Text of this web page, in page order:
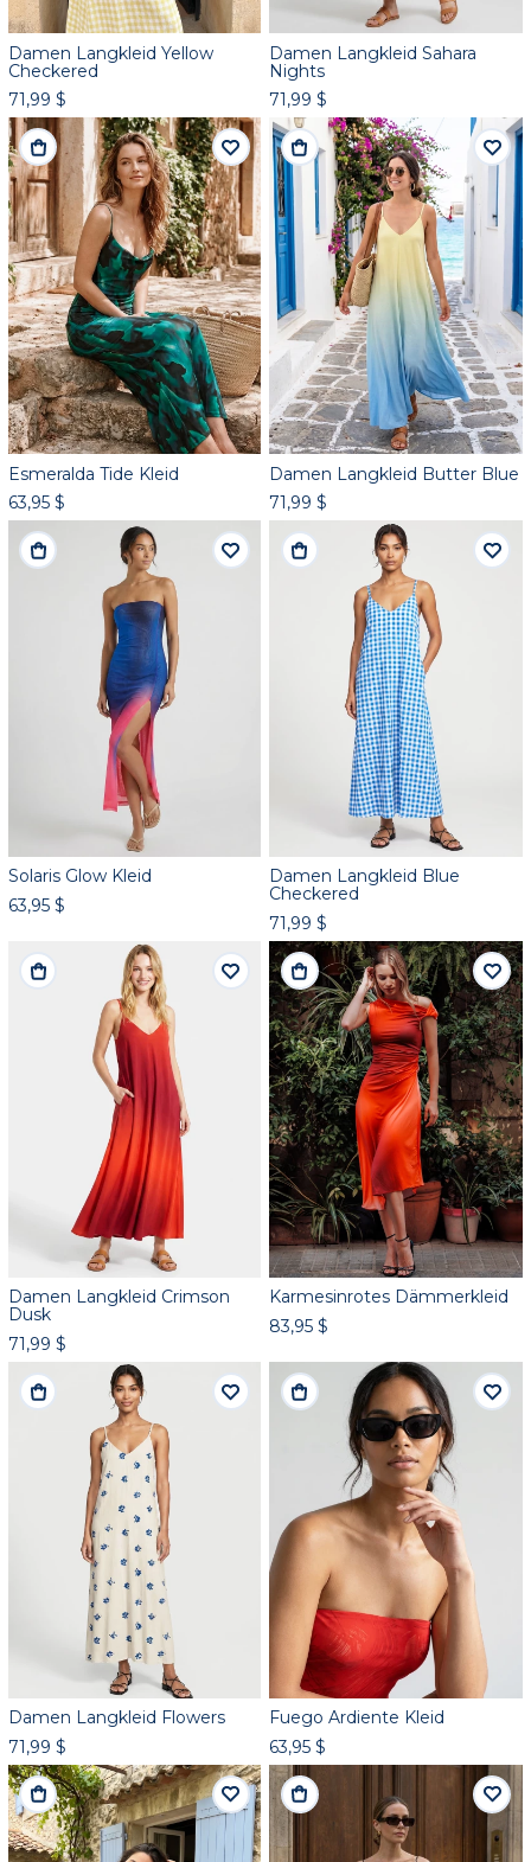
Damen Langkleid Yellow
Checkered
71,99 $
Damen Langkleid Sahara
Nights
71,99 $
Esmeralda Tide Kleid
63,95 $
Damen Langkleid Butter Blue
71,99 $
Solaris Glow Kleid
63,95 $
Damen Langkleid Blue
Checkered
71,99 $
Damen Langkleid Crimson
Dusk
71,99 $
Karmesinrotes Dämmerkleid
83,95 $
Damen Langkleid Flowers
71,99 $
Fuego Ardiente Kleid
63,95 $